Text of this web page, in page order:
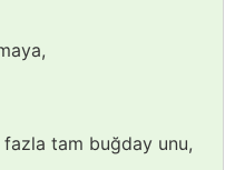
tam buğday unu,